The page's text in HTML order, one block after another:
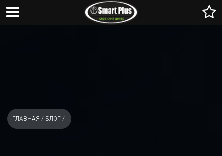
ГЛАВНАЯ / БЛОГ /